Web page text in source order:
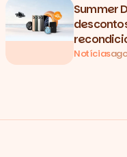
Summer
Notícias